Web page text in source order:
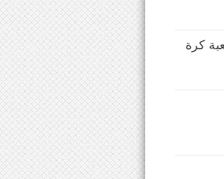
كرة